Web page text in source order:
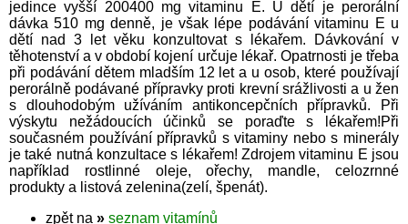
jedince vyšší 200400 mg vitaminu E. U dětí je perorální
dávka 510 mg denně, je však lépe podávání vitaminu E u
dětí nad 3 let věku konzultovat s lékařem. Dávkování v
těhotenství a v období kojení určuje lékař. Opatrnosti je třeba
při podávání dětem mladším 12 let a u osob, které používají
perorálně podávané přípravky proti krevní srážlivosti a u žen
s dlouhodobým užíváním antikoncepčních přípravků. Při
výskytu nežádoucích účinků se poraďte s lékařem!Při
současném používání přípravků s vitaminy nebo s minerály
je také nutná konzultace s lékařem! Zdrojem vitaminu E jsou
například rostlinné oleje, ořechy, mandle, celozrnné
produkty a listová zelenina(zelí, špenát).
zpět na » seznam vitamínů